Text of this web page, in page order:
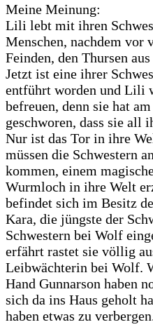
Meine Meinung:
Lili lebt mit ihren
Menschen, nachdem vor
Feinden, den Thursen
Jetzt ist eine ihrer
entführt worden und Lili
befreuen, denn sie hat
geschworen, dass sie all
Nur ist das Tor in ihre
müssen die Schwestern
kommen, einem
Wurmloch in ihre Welt
befindet sich im Besitz
Kara, die jüngste der
Schwestern bei Wolf
erfährt rastet sie völlig
Leibwächterin bei Wolf.
Hand Gunnarson haben
sich da ins Haus geholt
haben etwas zu